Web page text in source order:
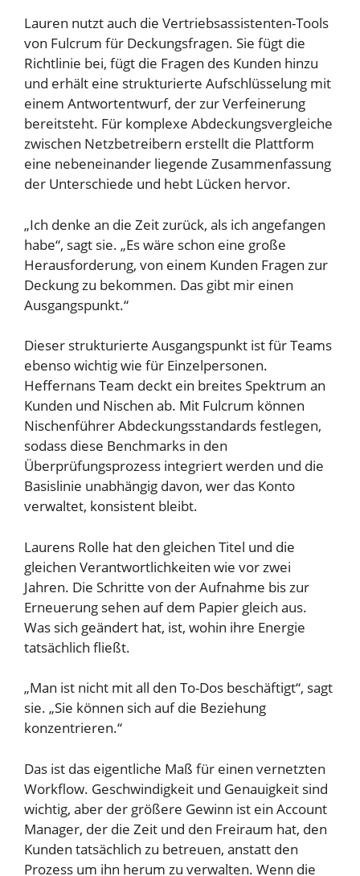
Lauren nutzt auch die Vertriebsassistenten-Tools
von Fulcrum für Deckungsfragen. Sie fügt die
Richtlinie bei, fügt die Fragen des Kunden hinzu
und erhält eine strukturierte Aufschlüsselung mit
einem Antwortentwurf, der zur Verfeinerung
bereitsteht. Für komplexe Abdeckungsvergleiche
zwischen Netzbetreibern erstellt die Plattform
eine nebeneinander liegende Zusammenfassung
der Unterschiede und hebt Lücken hervor.
„Ich denke an die Zeit zurück, als ich angefangen
habe“, sagt sie. „Es wäre schon eine große
Herausforderung, von einem Kunden Fragen zur
Deckung zu bekommen. Das gibt mir einen
Ausgangspunkt.“
Dieser strukturierte Ausgangspunkt ist für Teams
ebenso wichtig wie für Einzelpersonen.
Heffernans Team deckt ein breites Spektrum an
Kunden und Nischen ab. Mit Fulcrum können
Nischenführer Abdeckungsstandards festlegen,
sodass diese Benchmarks in den
Überprüfungsprozess integriert werden und die
Basislinie unabhängig davon, wer das Konto
verwaltet, konsistent bleibt.
Laurens Rolle hat den gleichen Titel und die
gleichen Verantwortlichkeiten wie vor zwei
Jahren. Die Schritte von der Aufnahme bis zur
Erneuerung sehen auf dem Papier gleich aus.
Was sich geändert hat, ist, wohin ihre Energie
tatsächlich fließt.
„Man ist nicht mit all den To-Dos beschäftigt“, sagt
sie. „Sie können sich auf die Beziehung
konzentrieren.“
Das ist das eigentliche Maß für einen vernetzten
Workflow. Geschwindigkeit und Genauigkeit sind
wichtig, aber der größere Gewinn ist ein Account
Manager, der die Zeit und den Freiraum hat, den
Kunden tatsächlich zu betreuen, anstatt den
Prozess um ihn herum zu verwalten. Wenn die